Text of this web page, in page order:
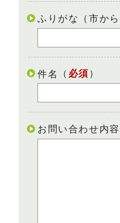
ふりがな（市か
件名 （ 必須 ）
お問い合わせ内容